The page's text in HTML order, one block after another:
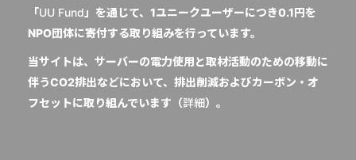
「UU Fund 」を通じて、1ユニークユーザーにつき0.1円を
NPO団体に寄付する取り組みを行っています。
当サイトは、サーバーの電力使用と取材活動のための移動に
伴うCO2排出などにおいて、排出削減およびカーボン・オ
フセットに取り組んでいます（詳細）。